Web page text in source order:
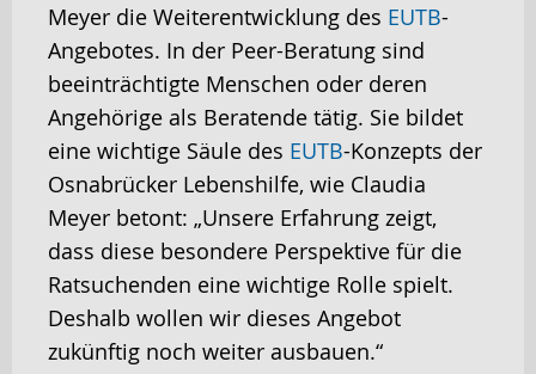
Meyer die Weiterentwicklung des EUTB-
Angebotes. In der Peer-Beratung sind
beeinträchtigte Menschen oder deren
Angehörige als Beratende tätig. Sie bildet
eine wichtige Säule des EUTB-Konzepts der
Osnabrücker Lebenshilfe, wie Claudia
Meyer betont: „Unsere Erfahrung zeigt,
dass diese besondere Perspektive für die
Ratsuchenden eine wichtige Rolle spielt.
Deshalb wollen wir dieses Angebot
zukünftig noch weiter ausbauen.“